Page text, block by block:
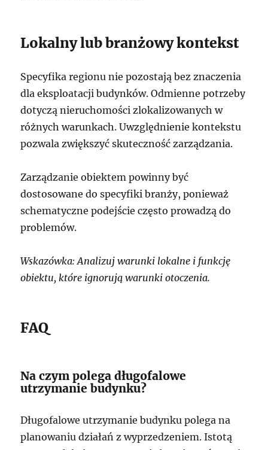
Lokalny lub branżowy kontekst
Specyfika regionu nie pozostają bez znaczenia
dla eksploatacji budynków. Odmienne potrzeby
dotyczą nieruchomości zlokalizowanych w
różnych warunkach. Uwzględnienie kontekstu
pozwala zwiększyć skuteczność zarządzania.
Zarządzanie obiektem powinny być
dostosowane do specyfiki branży, ponieważ
schematyczne podejście często prowadzą do
problemów.
Wskazówka: Analizuj warunki lokalne i funkcję
obiektu, które ignorują warunki otoczenia.
FAQ
Na czym polega długofalowe
utrzymanie budynku?
Długofalowe utrzymanie budynku polega na
planowaniu działań z wyprzedzeniem. Istotą